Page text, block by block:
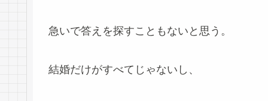
急いで答えを探すこともないと思う。
結婚だけがすべてじゃないし、